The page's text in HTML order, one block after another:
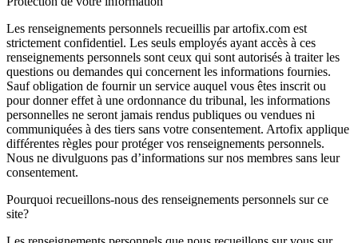
Les renseignements personnels recueillis par artofix.com est
strictement confidentiel. Les seuls employés ayant accès à ces
renseignements personnels sont ceux qui sont autorisés à traiter les
questions ou demandes qui concernent les informations fournies.
Sauf obligation de fournir un service auquel vous êtes inscrit ou
pour donner effet à une ordonnance du tribunal, les informations
personnelles ne seront jamais rendus publiques ou vendues ni
communiquées à des tiers sans votre consentement. Artofix applique
différentes règles pour protéger vos renseignements personnels.
Nous ne divulguons pas d’informations sur nos membres sans leur
consentement.
Pourquoi recueillons-nous des renseignements personnels sur ce
site?